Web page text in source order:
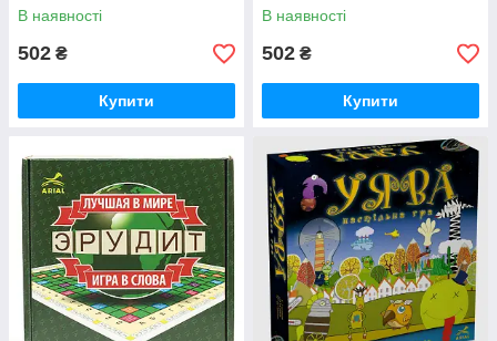
В наявності
502 ₴
Купити
В наявності
502 ₴
Купити